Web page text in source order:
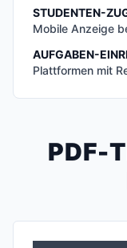
STUDENTEN-
Mobile Anzeige
AUFGABEN-
Plattformen mit
PDF-